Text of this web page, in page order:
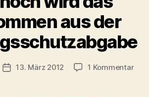
aus der
Veröffentlichungsdatum
13. März 2012 1 Kommentarzu